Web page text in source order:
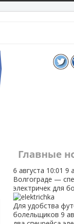
Главные
6 августа 10:01 9
Волгограде —
электричек для
Для удобства
болельщиков 9